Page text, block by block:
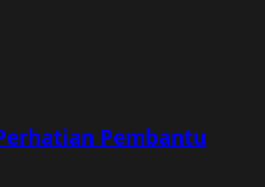
Pembantu